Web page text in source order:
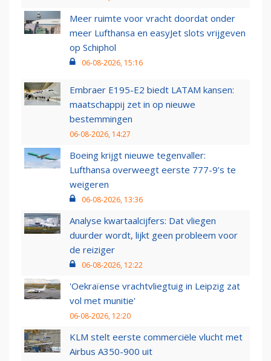
Meer ruimte voor vracht doordat onder
meer Lufthansa en easyJet slots vrijgeven
op Schiphol
06-08-2026, 15:16
Embraer E195-E2 biedt LATAM kansen:
maatschappij zet in op nieuwe
bestemmingen
06-08-2026, 14:27
Boeing krijgt nieuwe tegenvaller:
Lufthansa overweegt eerste 777-9’s te
weigeren
06-08-2026, 13:36
Analyse kwartaalcijfers: Dat vliegen
duurder wordt, lijkt geen probleem voor
de reiziger
06-08-2026, 12:22
'Oekraïense vrachtvliegtuig in Leipzig zat
vol met munitie'
06-08-2026, 12:20
KLM stelt eerste commerciële vlucht met
Airbus A350-900 uit